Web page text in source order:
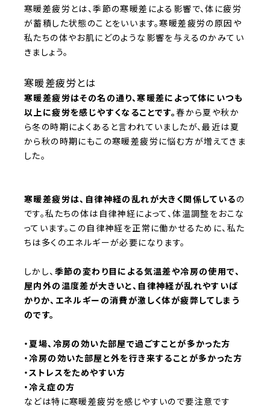
寒暖差疲労とは、季節の寒暖差による影響で、体に疲労
が蓄積した状態のことをいいます。寒暖差疲労の原因や
私たちの体やお肌にどのような影響を与えるのかみてい
きましょう。
寒暖差疲労とは
寒暖差疲労はその名の通り、寒暖差によって体にいつも
以上に疲労を感じやすくなることです。 春から夏や秋か
ら冬の時期によくあると言われていましたが、最近は夏
から秋の時期にもこの寒暖差疲労に悩む方が増えてきま
した。
寒暖差疲労は、自律神経の乱れが大きく関係しているの
です。私たちの体は自律神経によって、体温調整をおこな
っています。この自律神経を正常に働かせるために、私た
ちは多くのエネルギーが必要になります。
しかし、 季節の変わり目による気温差や冷房の使用で、
屋内外の温度差が大きいと、自律神経が乱れやすいば
かりか、エネルギーの消費が激しく体が疲弊してしまう
のです。
・夏場、冷房の効いた部屋で過ごすことが多かった方
・冷房の効いた部屋と外を行き来することが多かった方
・ストレスをためやすい方
・冷え症の方
などは特に寒暖差疲労を感じやすいので要注意です